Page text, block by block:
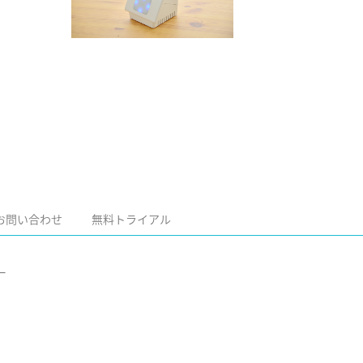
問い合わせ 無料トライアル